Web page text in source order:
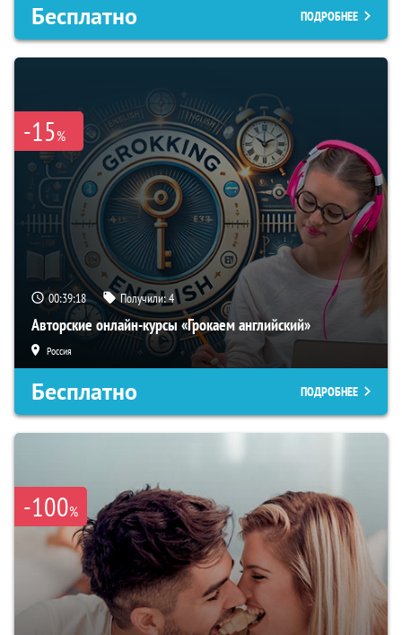
Бесплатно ПОДРОБНЕЕ
-15%
00:39:17 Получили:4
Авторские онлайн-курсы «Грокаем английский»
Россия
Бесплатно ПОДРОБНЕЕ
-100%